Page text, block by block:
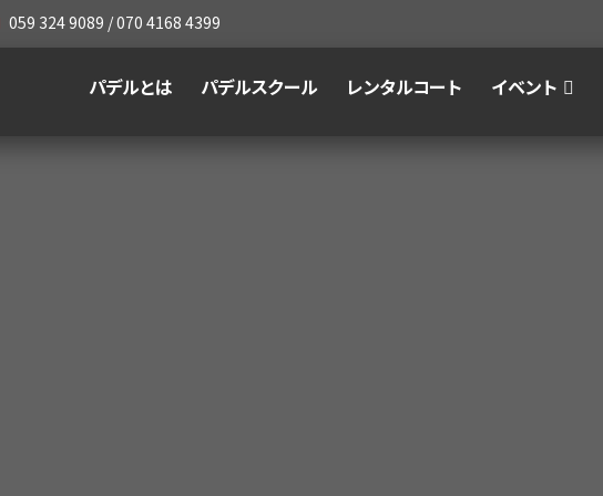
059 324 9089 / 070 4168 4399
パデルとは パデルスクール レンタルコート イベント